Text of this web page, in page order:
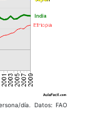
día. Datos: FAO